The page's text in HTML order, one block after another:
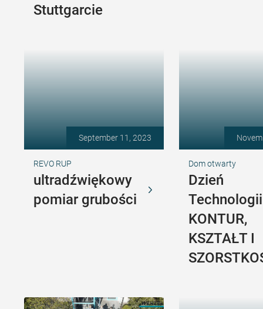
Stuttgarcie
September 11, 2023
REVO RUP
ultradźwiękowy
pomiar grubości
Dom otwarty
Dzień
KONTUR,
KSZTAŁT I